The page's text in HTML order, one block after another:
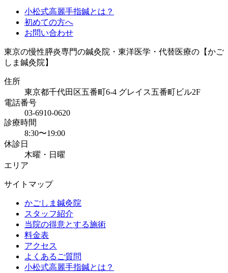
小松式高麗手指鍼とは？
初めての方へ
お問い合わせ
東京の慢性膵炎専門の鍼灸院・東洋医学・代替医療の【かご
しま鍼灸院】
住所
東京都千代田区五番町6-4 グレイス五番町ビル2F
電話番号
03-6910-0620
診療時間
8:30〜19:00
休診日
木曜・日曜
エリア
サイトマップ
かごしま鍼灸院
スタッフ紹介
当院の得意とする施術
料金表
アクセス
よくあるご質問
小松式高麗手指鍼とは？